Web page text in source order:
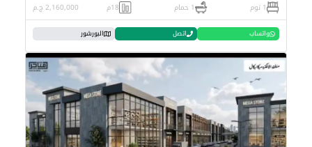
1 نوم 1 حمام 18م 2,160,000 ج.م
واتساب اتصل البورشور